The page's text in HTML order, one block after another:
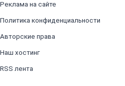
Реклама на сайте
Политика конфиденциальности
Авторские права
Наш хостинг
RSS лента